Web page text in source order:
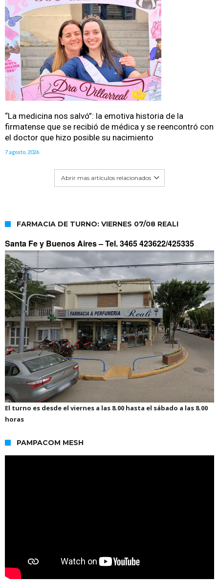
“La medicina nos salvó”: la emotiva historia de la
firmatense que se recibió de médica y se reencontró con
el doctor que hizo posible su nacimiento
7 agosto, 2026
Abrir mas artículos relacionados
FARMACIA DE TURNO: VIERNES 07/08 REALI
Santa Fe y Buenos Aires –Tel. 3465 423622/425335
El turno es desde el viernes a las 8.00 hasta el sábado a las 8.00
horas
PAMPACOM MESH